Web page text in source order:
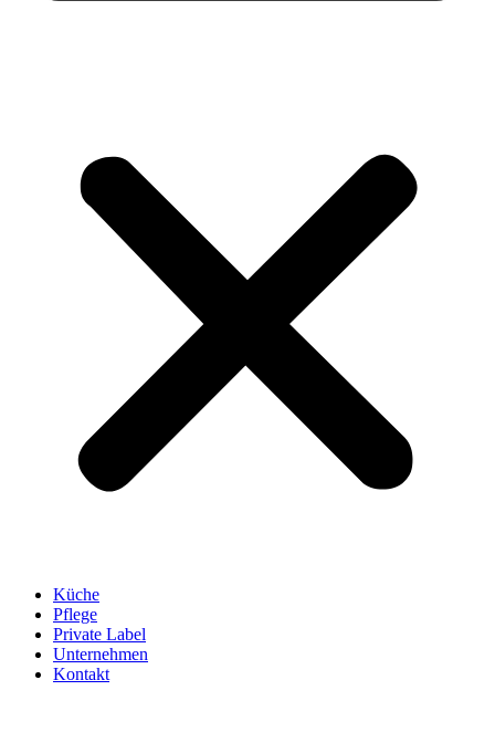
Küche
Pflege
Private Label
Unternehmen
Kontakt